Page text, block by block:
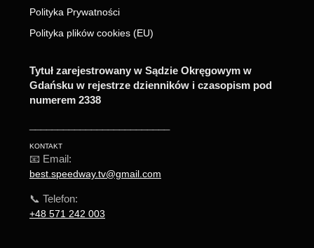
Polityka Prywatności
Polityka plików cookies (EU)
Tytuł zarejestrowany w Sądzie Okręgowym w
Gdańsku w rejestrze dzienników i czasopism pod
numerem 2338
KONTAKT
📧 Email:
best.speedway.tv@gmail.com
📞 Telefon:
+48 571 242 003